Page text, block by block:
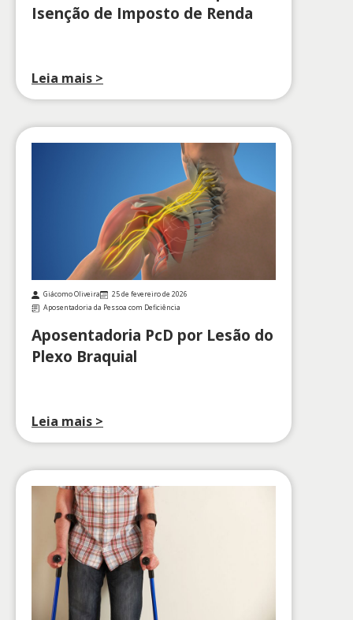
Isenção de Imposto de Renda
Leia mais >
Giácomo Oliveira
25 de fevereiro de 2026
Aposentadoria da Pessoa com Deficiência
Aposentadoria PcD por Lesão do
Plexo Braquial
Leia mais >